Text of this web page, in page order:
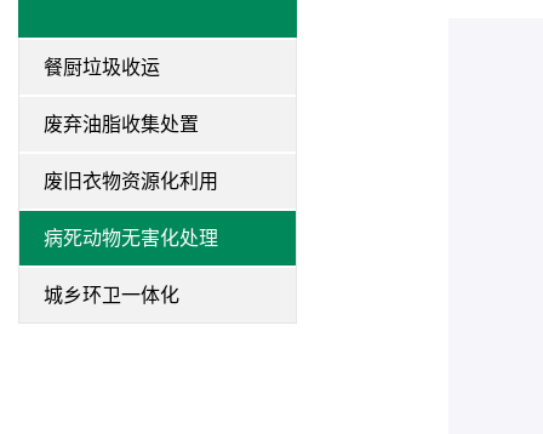
餐厨垃圾收运
废弃油脂收集处置
废旧衣物资源化利用
病死动物无害化处理
城乡环卫一体化